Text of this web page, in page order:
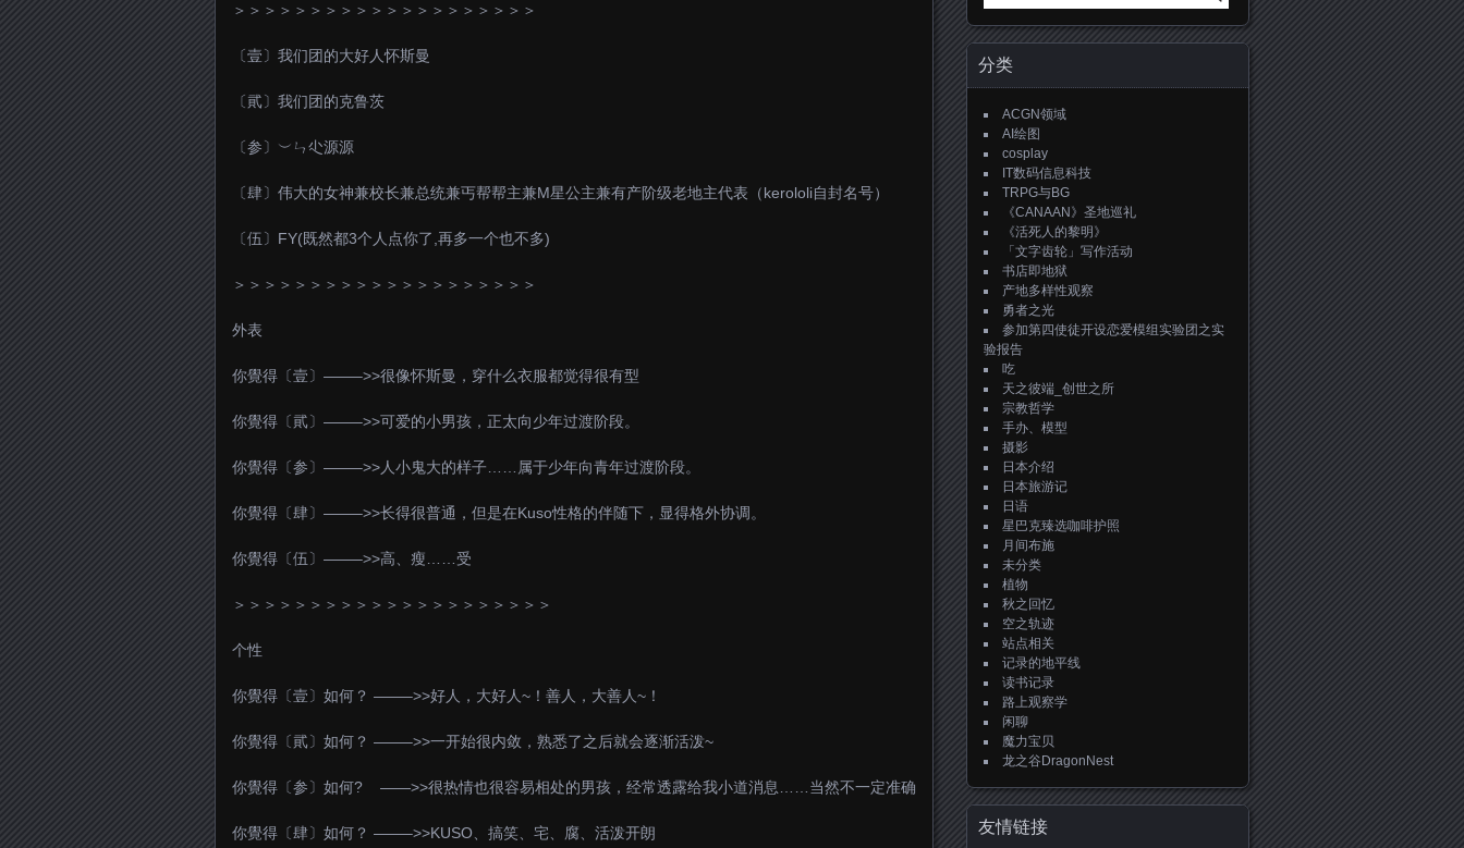
＞＞＞＞＞＞＞＞＞＞＞＞＞＞＞＞＞＞＞＞
〔壹〕我们团的大好人怀斯曼
〔貮〕我们团的克鲁茨
〔参〕︶ㄣ尐源源
〔肆〕伟大的女神兼校长兼总统兼丐帮帮主兼M星公主兼有产阶级老地主代表（kerololi自封名号）
〔伍〕FY(既然都3个人点你了,再多一个也不多)
＞＞＞＞＞＞＞＞＞＞＞＞＞＞＞＞＞＞＞＞
外表
你覺得〔壹〕——–>>很像怀斯曼，穿什么衣服都觉得很有型
你覺得〔貮〕——–>>可爱的小男孩，正太向少年过渡阶段。
你覺得〔参〕——–>>人小鬼大的样子……属于少年向青年过渡阶段。
你覺得〔肆〕——–>>长得很普通，但是在Kuso性格的伴随下，显得格外协调。
你覺得〔伍〕——–>>高、瘦……受
＞＞＞＞＞＞＞＞＞＞＞＞＞＞＞＞＞＞＞＞＞
个性
你覺得〔壹〕如何？ ——–>>好人，大好人~！善人，大善人~！
你覺得〔貮〕如何？ ——–>>一开始很内敛，熟悉了之后就会逐渐活泼~
你覺得〔参〕如何? ——>>很热情也很容易相处的男孩，经常透露给我小道消息……当然不一定准确
你覺得〔肆〕如何？ ——–>>KUSO、搞笑、宅、腐、活泼开朗
索：
分类
ACGN领域
AI绘图
cosplay
IT数码信息科技
TRPG与BG
《CANAAN》圣地巡礼
《活死人的黎明》
「文字齿轮」写作活动
书店即地狱
产地多样性观察
勇者之光
参加第四使徒开设恋爱模组实验团之实
验报告
吃
天之彼端_创世之所
宗教哲学
手办、模型
摄影
日本介绍
日本旅游记
日语
星巴克臻选咖啡护照
月间布施
未分类
植物
秋之回忆
空之轨迹
站点相关
记录的地平线
读书记录
路上观察学
闲聊
魔力宝贝
龙之谷DragonNest
友情链接